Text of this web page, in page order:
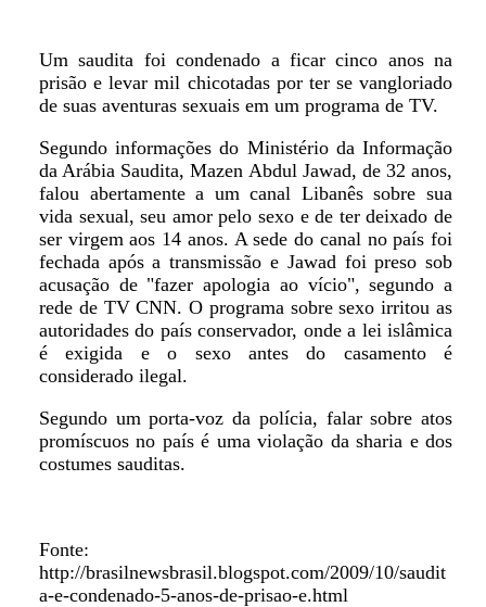
Um saudita foi condenado a ficar cinco anos na
prisão e levar mil chicotadas por ter se vangloriado
de suas aventuras sexuais em um programa de TV.
Segundo informações do Ministério da Informação
da Arábia Saudita, Mazen Abdul Jawad, de 32 anos,
falou abertamente a um canal Libanês sobre sua
vida sexual, seu amor pelo sexo e de ter deixado de
ser virgem aos 14 anos. A sede do canal no país foi
fechada após a transmissão e Jawad foi preso sob
acusação de "fazer apologia ao vício", segundo a
rede de TV CNN. O programa sobre sexo irritou as
autoridades do país conservador, onde a lei islâmica
é exigida e o sexo antes do casamento é
considerado ilegal.
Segundo um porta-voz da polícia, falar sobre atos
promíscuos no país é uma violação da sharia e dos
costumes sauditas.
Fonte:
http://brasilnewsbrasil.blogspot.com/2009/10/saudit
a-e-condenado-5-anos-de-prisao-e.html